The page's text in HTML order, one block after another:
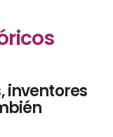
inventores